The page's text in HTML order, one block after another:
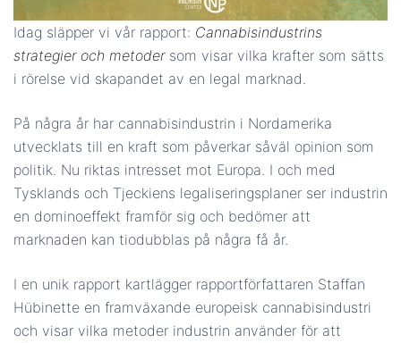
Idag släpper vi vår rapport: Cannabisindustrins
strategier och metoder som visar vilka krafter som sätts
i rörelse vid skapandet av en legal marknad.
På några år har cannabisindustrin i Nordamerika
utvecklats till en kraft som påverkar såväl opinion som
politik. Nu riktas intresset mot Europa. I och med
Tysklands och Tjeckiens legaliseringsplaner ser industrin
en dominoeffekt framför sig och bedömer att
marknaden kan tiodubblas på några få år.
I en unik rapport kartlägger rapportförfattaren Staffan
Hübinette en framväxande europeisk cannabisindustri
och visar vilka metoder industrin använder för att